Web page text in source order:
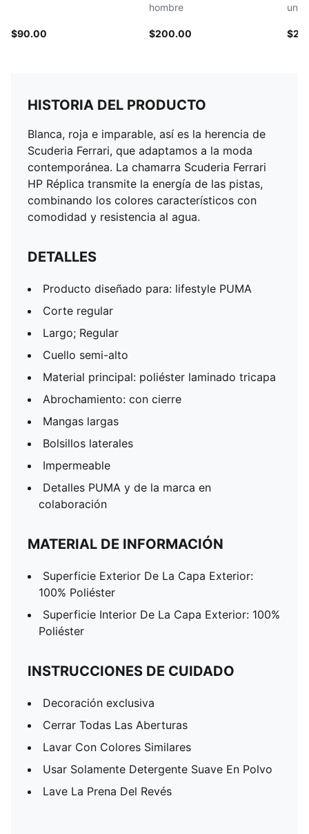
$90.00
hombre
$200.00
HISTORIA DEL PRODUCTO
Blanca, roja e imparable, así es la herencia de
Scuderia Ferrari, que adaptamos a la moda
contemporánea. La chamarra Scuderia Ferrari
HP Réplica transmite la energía de las pistas,
combinando los colores característicos con
comodidad y resistencia al agua.
DETALLES
Producto diseñado para: lifestyle PUMA
Corte regular
Largo; Regular
Cuello semi-alto
Material principal: poliéster laminado tricapa
Abrochamiento: con cierre
Mangas largas
Bolsillos laterales
Impermeable
Detalles PUMA y de la marca en
colaboración
MATERIAL DE INFORMACIÓN
Superficie Exterior De La Capa Exterior:
100% Poliéster
Superficie Interior De La Capa Exterior: 100%
Poliéster
INSTRUCCIONES DE CUIDADO
Decoración exclusiva
Cerrar Todas Las Aberturas
Lavar Con Colores Similares
Usar Solamente Detergente Suave En Polvo
Lave La Prena Del Revés